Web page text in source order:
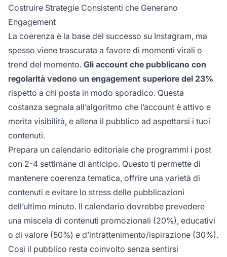
Costruire Strategie Consistenti che Generano
Engagement
La coerenza è la base del successo su Instagram, ma
spesso viene trascurata a favore di momenti virali o
trend del momento. Gli account che pubblicano con
regolarità vedono un engagement superiore del 23%
rispetto a chi posta in modo sporadico. Questa
costanza segnala all’algoritmo che l’account è attivo e
merita visibilità, e allena il pubblico ad aspettarsi i tuoi
contenuti.
Prepara un calendario editoriale che programmi i post
con 2-4 settimane di anticipo. Questo ti permette di
mantenere coerenza tematica, offrire una varietà di
contenuti e evitare lo stress delle pubblicazioni
dell’ultimo minuto. Il calendario dovrebbe prevedere
una miscela di contenuti promozionali (20%), educativi
o di valore (50%) e d’intrattenimento/ispirazione (30%).
Così il pubblico resta coinvolto senza sentirsi